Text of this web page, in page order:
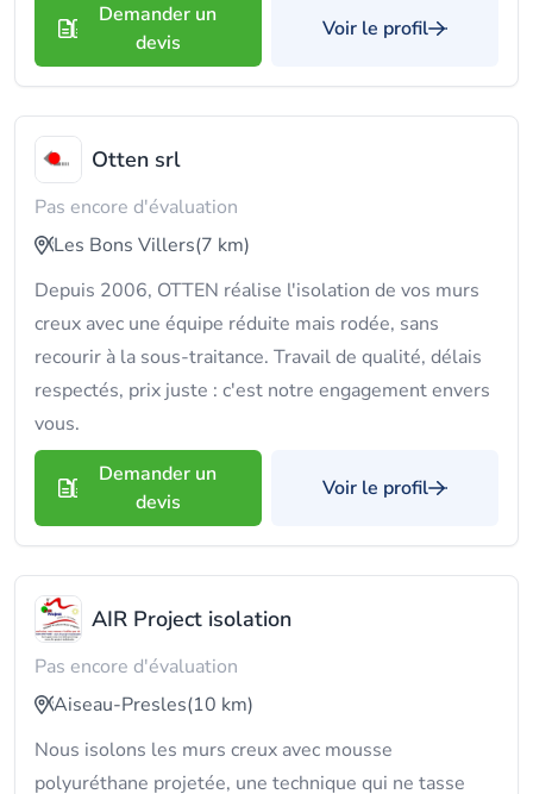
Demander un
devis
Voir le profil
Otten srl
Pas encore d'évaluation
Les Bons Villers(7 km)
Depuis 2006, OTTEN réalise l'isolation de vos murs
creux avec une équipe réduite mais rodée, sans
recourir à la sous-traitance. Travail de qualité, délais
respectés, prix juste : c'est notre engagement envers
vous.
Demander un
devis
Voir le profil
AIR Project isolation
Pas encore d'évaluation
Aiseau-Presles(10 km)
Nous isolons les murs creux avec mousse
polyuréthane projetée, une technique qui ne tasse